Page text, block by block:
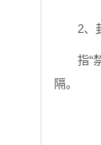
2、
指“
隔。